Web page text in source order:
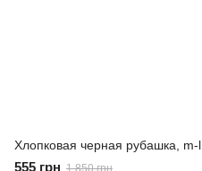
Хлопковая черная рубашка, m-l
555 грн 1 850 грн